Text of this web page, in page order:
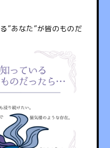
”あなた”が皆のものだ